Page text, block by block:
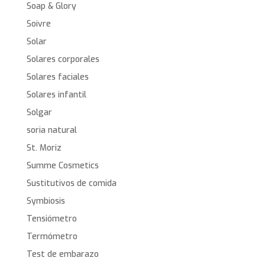
Soap & Glory
Soivre
Solar
Solares corporales
Solares faciales
Solares infantil
Solgar
soria natural
St. Moriz
Summe Cosmetics
Sustitutivos de comida
Symbiosis
Tensiómetro
Termómetro
Test de embarazo